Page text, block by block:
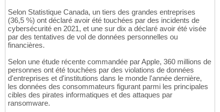
Selon Statistique Canada, un tiers des grandes entreprises
(36,5 %) ont déclaré avoir été touchées par des incidents de
cybersécurité en 2021, et une sur dix a déclaré avoir été visée
par des tentatives de vol de données personnelles ou
financières.
Selon une étude récente commandée par Apple, 360 millions de
personnes ont été touchées par des violations de données
d'entreprises et d'institutions dans le monde l'année dernière,
les données des consommateurs figurant parmi les principales
cibles des pirates informatiques et des attaques par
ransomware.